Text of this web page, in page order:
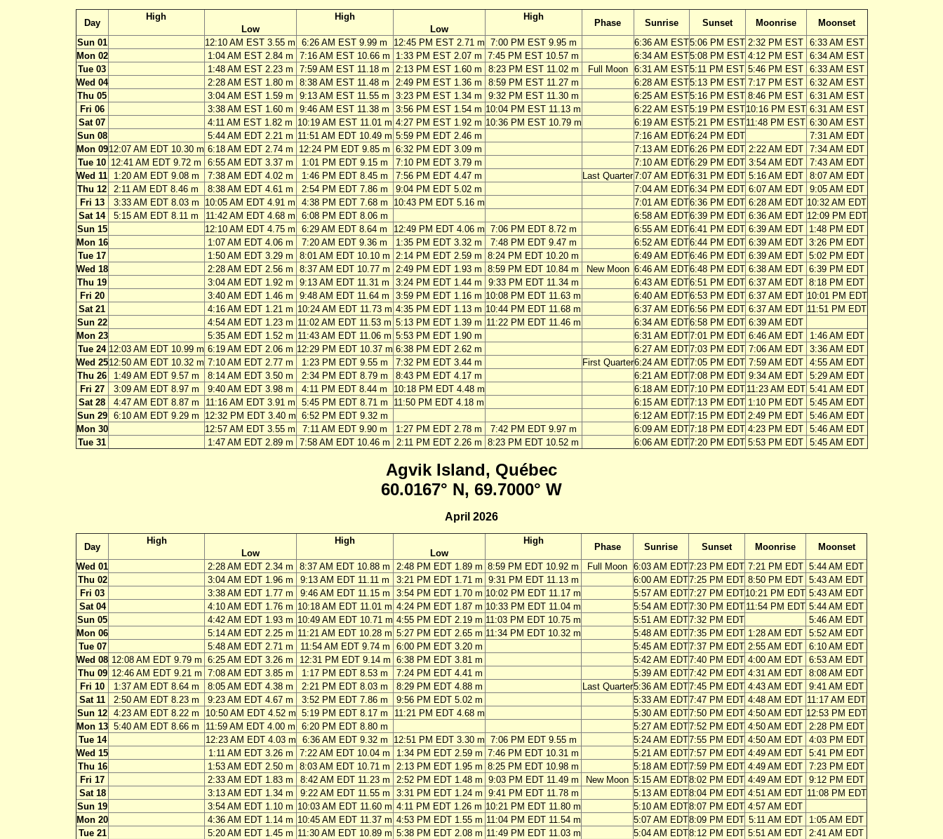
Day
High
Low
High
Low
High
Phase Sunrise Sunset Moonrise
Moonset
Sun 01
12:10 AM EST 3.55 m 6:26 AM EST 9.99 m 12:45 PM EST 2.71 m 7:00 PM EST 9.95 m 6:36 AM EST5:06 PM EST 2:32 PM EST 6:33 AM EST
Mon 02
1:04 AM EST 2.84 m 7:16 AM EST 10.66 m 1:33 PM EST 2.07 m 7:45 PM EST 10.57 m 6:34 AM EST5:08 PM EST 4:12 PM EST 6:34 AM EST
Tue 03
1:48 AM EST 2.23 m 7:59 AM EST 11.18 m 2:13 PM EST 1.60 m 8:23 PM EST 11.02 m Full Moon 6:31 AM EST5:11 PM EST 5:46 PM EST 6:33 AM EST
Wed 04
2:28 AM EST 1.80 m 8:38 AM EST 11.48 m 2:49 PM EST 1.36 m 8:59 PM EST 11.27 m 6:28 AM EST5:13 PM EST 7:17 PM EST 6:32 AM EST
Thu 05
3:04 AM EST 1.59 m 9:13 AM EST 11.55 m 3:23 PM EST 1.34 m 9:32 PM EST 11.30 m 6:25 AM EST5:16 PM EST 8:46 PM EST 6:31 AM EST
Fri 06
3:38 AM EST 1.60 m 9:46 AM EST 11.38 m 3:56 PM EST 1.54 m 10:04 PM EST 11.13 m 6:22 AM EST5:19 PM EST10:16 PM EST 6:31 AM EST
Sat 07
4:11 AM EST 1.82 m 10:19 AM EST 11.01 m 4:27 PM EST 1.92 m 10:36 PM EST 10.79 m 6:19 AM EST5:21 PM EST11:48 PM EST 6:30 AM EST
Sun 08
5:44 AM EDT 2.21 m 11:51 AM EDT 10.49 m 5:59 PM EDT 2.46 m 7:16 AM EDT6:24 PM EDT
7:31 AM EDT
Mon 0912:07 AM EDT 10.30 m 6:18 AM EDT 2.74 m 12:24 PM EDT 9.85 m 6:32 PM EDT 3.09 m 7:13 AM EDT6:26 PM EDT 2:22 AM EDT
7:34 AM EDT
Tue 10 12:41 AM EDT 9.72 m 6:55 AM EDT 3.37 m 1:01 PM EDT 9.15 m 7:10 PM EDT 3.79 m 7:10 AM EDT6:29 PM EDT 3:54 AM EDT
7:43 AM EDT
Wed 11
1:20 AM EDT 9.08 m 7:38 AM EDT 4.02 m 1:46 PM EDT 8.45 m 7:56 PM EDT 4.47 m Last Quarter7:07 AM EDT6:31 PM EDT 5:16 AM EDT
8:07 AM EDT
Thu 12
2:11 AM EDT 8.46 m 8:38 AM EDT 4.61 m 2:54 PM EDT 7.86 m 9:04 PM EDT 5.02 m 7:04 AM EDT6:34 PM EDT 6:07 AM EDT
9:05 AM EDT
Fri 13
3:33 AM EDT 8.03 m 10:05 AM EDT 4.91 m 4:38 PM EDT 7.68 m 10:43 PM EDT 5.16 m 7:01 AM EDT6:36 PM EDT 6:28 AM EDT 10:32 AM EDT
Sat 14
5:15 AM EDT 8.11 m 11:42 AM EDT 4.68 m 6:08 PM EDT 8.06 m 6:58 AM EDT6:39 PM EDT 6:36 AM EDT 12:09 PM EDT
Sun 15
12:10 AM EDT 4.75 m 6:29 AM EDT 8.64 m 12:49 PM EDT 4.06 m 7:06 PM EDT 8.72 m 6:55 AM EDT6:41 PM EDT 6:39 AM EDT
1:48 PM EDT
Mon 16
1:07 AM EDT 4.06 m 7:20 AM EDT 9.36 m 1:35 PM EDT 3.32 m 7:48 PM EDT 9.47 m 6:52 AM EDT6:44 PM EDT 6:39 AM EDT 3:26 PM EDT
Tue 17
1:50 AM EDT 3.29 m 8:01 AM EDT 10.10 m 2:14 PM EDT 2.59 m 8:24 PM EDT 10.20 m 6:49 AM EDT6:46 PM EDT 6:39 AM EDT 5:02 PM EDT
Wed 18
2:28 AM EDT 2.56 m 8:37 AM EDT 10.77 m 2:49 PM EDT 1.93 m 8:59 PM EDT 10.84 m New Moon 6:46 AM EDT6:48 PM EDT 6:38 AM EDT 6:39 PM EDT
Thu 19
3:04 AM EDT 1.92 m 9:13 AM EDT 11.31 m 3:24 PM EDT 1.44 m 9:33 PM EDT 11.34 m 6:43 AM EDT6:51 PM EDT 6:37 AM EDT 8:18 PM EDT
Fri 20
3:40 AM EDT 1.46 m 9:48 AM EDT 11.64 m 3:59 PM EDT 1.16 m 10:08 PM EDT 11.63 m 6:40 AM EDT6:53 PM EDT 6:37 AM EDT 10:01 PM EDT
Sat 21
4:16 AM EDT 1.21 m 10:24 AM EDT 11.73 m 4:35 PM EDT 1.13 m 10:44 PM EDT 11.68 m 6:37 AM EDT6:56 PM EDT 6:37 AM EDT 11:51 PM EDT
Sun 22
4:54 AM EDT 1.23 m 11:02 AM EDT 11.53 m 5:13 PM EDT 1.39 m 11:22 PM EDT 11.46 m 6:34 AM EDT6:58 PM EDT 6:39 AM EDT
Mon 23
5:35 AM EDT 1.52 m 11:43 AM EDT 11.06 m 5:53 PM EDT 1.90 m 6:31 AM EDT7:01 PM EDT 6:46 AM EDT
1:46 AM EDT
Tue 24 12:03 AM EDT 10.99 m 6:19 AM EDT 2.06 m 12:29 PM EDT 10.37 m 6:38 PM EDT 2.62 m 6:27 AM EDT7:03 PM EDT 7:06 AM EDT
3:36 AM EDT
Wed 2512:50 AM EDT 10.32 m 7:10 AM EDT 2.77 m 1:23 PM EDT 9.55 m 7:32 PM EDT 3.44 m First Quarter6:24 AM EDT7:05 PM EDT 7:59 AM EDT
4:55 AM EDT
Thu 26
1:49 AM EDT 9.57 m 8:14 AM EDT 3.50 m 2:34 PM EDT 8.79 m 8:43 PM EDT 4.17 m 6:21 AM EDT7:08 PM EDT 9:34 AM EDT
5:29 AM EDT
Fri 27
3:09 AM EDT 8.97 m 9:40 AM EDT 3.98 m 4:11 PM EDT 8.44 m 10:18 PM EDT 4.48 m 6:18 AM EDT7:10 PM EDT 11:23 AM EDT 5:41 AM EDT
Sat 28
4:47 AM EDT 8.87 m 11:16 AM EDT 3.91 m 5:45 PM EDT 8.71 m 11:50 PM EDT 4.18 m 6:15 AM EDT7:13 PM EDT 1:10 PM EDT 5:45 AM EDT
Sun 29
6:10 AM EDT 9.29 m 12:32 PM EDT 3.40 m 6:52 PM EDT 9.32 m 6:12 AM EDT7:15 PM EDT 2:49 PM EDT 5:46 AM EDT
Mon 30
12:57 AM EDT 3.55 m 7:11 AM EDT 9.90 m 1:27 PM EDT 2.78 m 7:42 PM EDT 9.97 m 6:09 AM EDT7:18 PM EDT 4:23 PM EDT 5:46 AM EDT
Tue 31
1:47 AM EDT 2.89 m 7:58 AM EDT 10.46 m 2:11 PM EDT 2.26 m 8:23 PM EDT 10.52 m 6:06 AM EDT7:20 PM EDT 5:53 PM EDT 5:45 AM EDT
Agvik Island, Québec
60.0167° N, 69.7000° W
April 2026
Day
High
Low
High
Low
High
Phase Sunrise Sunset Moonrise
Moonset
Wed 01
2:28 AM EDT 2.34 m 8:37 AM EDT 10.88 m 2:48 PM EDT 1.89 m 8:59 PM EDT 10.92 m Full Moon 6:03 AM EDT7:23 PM EDT 7:21 PM EDT 5:44 AM EDT
Thu 02
3:04 AM EDT 1.96 m 9:13 AM EDT 11.11 m 3:21 PM EDT 1.71 m 9:31 PM EDT 11.13 m 6:00 AM EDT7:25 PM EDT 8:50 PM EDT 5:43 AM EDT
Fri 03
3:38 AM EDT 1.77 m 9:46 AM EDT 11.15 m 3:54 PM EDT 1.70 m 10:02 PM EDT 11.17 m 5:57 AM EDT7:27 PM EDT10:21 PM EDT 5:43 AM EDT
Sat 04
4:10 AM EDT 1.76 m 10:18 AM EDT 11.01 m 4:24 PM EDT 1.87 m 10:33 PM EDT 11.04 m 5:54 AM EDT7:30 PM EDT 11:54 PM EDT 5:44 AM EDT
Sun 05
4:42 AM EDT 1.93 m 10:49 AM EDT 10.71 m 4:55 PM EDT 2.19 m 11:03 PM EDT 10.75 m 5:51 AM EDT7:32 PM EDT
5:46 AM EDT
Mon 06
5:14 AM EDT 2.25 m 11:21 AM EDT 10.28 m 5:27 PM EDT 2.65 m 11:34 PM EDT 10.32 m 5:48 AM EDT7:35 PM EDT 1:28 AM EDT 5:52 AM EDT
Tue 07
5:48 AM EDT 2.71 m 11:54 AM EDT 9.74 m 6:00 PM EDT 3.20 m 5:45 AM EDT7:37 PM EDT 2:55 AM EDT 6:10 AM EDT
Wed 08 12:08 AM EDT 9.79 m 6:25 AM EDT 3.26 m 12:31 PM EDT 9.14 m 6:38 PM EDT 3.81 m 5:42 AM EDT7:40 PM EDT 4:00 AM EDT 6:53 AM EDT
Thu 09 12:46 AM EDT 9.21 m 7:08 AM EDT 3.85 m 1:17 PM EDT 8.53 m 7:24 PM EDT 4.41 m 5:39 AM EDT7:42 PM EDT 4:31 AM EDT 8:08 AM EDT
Fri 10
1:37 AM EDT 8.64 m 8:05 AM EDT 4.38 m 2:21 PM EDT 8.03 m 8:29 PM EDT 4.88 m Last Quarter5:36 AM EDT7:45 PM EDT 4:43 AM EDT 9:41 AM EDT
Sat 11
2:50 AM EDT 8.23 m 9:23 AM EDT 4.67 m 3:52 PM EDT 7.86 m 9:56 PM EDT 5.02 m 5:33 AM EDT7:47 PM EDT 4:48 AM EDT 11:17 AM EDT
Sun 12 4:23 AM EDT 8.22 m 10:50 AM EDT 4.52 m 5:19 PM EDT 8.17 m 11:21 PM EDT 4.68 m 5:30 AM EDT7:50 PM EDT 4:50 AM EDT 12:53 PM EDT
Mon 13 5:40 AM EDT 8.66 m 11:59 AM EDT 4.00 m 6:20 PM EDT 8.80 m 5:27 AM EDT7:52 PM EDT 4:50 AM EDT
2:28 PM EDT
Tue 14
12:23 AM EDT 4.03 m 6:36 AM EDT 9.32 m 12:51 PM EDT 3.30 m 7:06 PM EDT 9.55 m 5:24 AM EDT7:55 PM EDT 4:50 AM EDT 4:03 PM EDT
Wed 15
1:11 AM EDT 3.26 m 7:22 AM EDT 10.04 m 1:34 PM EDT 2.59 m 7:46 PM EDT 10.31 m 5:21 AM EDT7:57 PM EDT 4:49 AM EDT 5:41 PM EDT
Thu 16
1:53 AM EDT 2.50 m 8:03 AM EDT 10.71 m 2:13 PM EDT 1.95 m 8:25 PM EDT 10.98 m 5:18 AM EDT7:59 PM EDT 4:49 AM EDT 7:23 PM EDT
Fri 17
2:33 AM EDT 1.83 m 8:42 AM EDT 11.23 m 2:52 PM EDT 1.48 m 9:03 PM EDT 11.49 m New Moon 5:15 AM EDT8:02 PM EDT 4:49 AM EDT 9:12 PM EDT
Sat 18
3:13 AM EDT 1.34 m 9:22 AM EDT 11.55 m 3:31 PM EDT 1.24 m 9:41 PM EDT 11.78 m 5:13 AM EDT8:04 PM EDT 4:51 AM EDT 11:08 PM EDT
Sun 19
3:54 AM EDT 1.10 m 10:03 AM EDT 11.60 m 4:11 PM EDT 1.26 m 10:21 PM EDT 11.80 m 5:10 AM EDT8:07 PM EDT 4:57 AM EDT
Mon 20
4:36 AM EDT 1.14 m 10:45 AM EDT 11.37 m 4:53 PM EDT 1.55 m 11:04 PM EDT 11.54 m 5:07 AM EDT8:09 PM EDT 5:11 AM EDT
1:05 AM EDT
Tue 21
5:20 AM EDT 1.45 m 11:30 AM EDT 10.89 m 5:38 PM EDT 2.08 m 11:49 PM EDT 11.03 m 5:04 AM EDT8:12 PM EDT 5:51 AM EDT
2:41 AM EDT